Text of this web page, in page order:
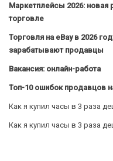
Маркетплейсы 2026: новая
торговле
Торговля на eBay в 2026
зарабатывают продавцы
Вакансия: онлайн-работа
Топ-10 ошибок продавцов
Как я купил часы в 3 раза
Как я купил часы в 3 раза